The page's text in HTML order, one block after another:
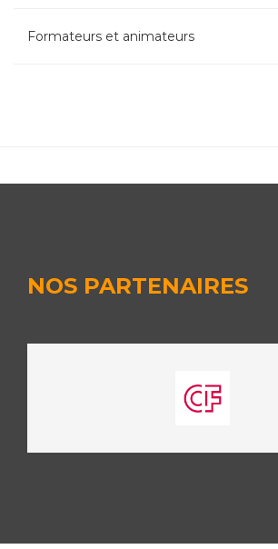
Formateurs et animateurs
NOS PARTENAIRES